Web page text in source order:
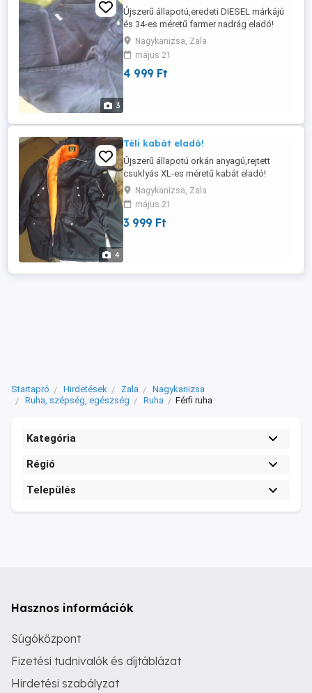
3
Újszerű állapotú,eredeti DIESEL márkájú
és 34-es méretű farmer nadrág eladó!
Aminek a bolti ára 20 000ft,de én 4999ft-
ért adom! Postázom is!
Nagykanizsa, Zala
május 21
4 999 Ft
4
Téli kabát eladó!
Újszerű állapotú orkán anyagú,rejtett
csuklyás XL-es méretű kabát eladó!
Aminek a bolti ára 15 000ft,de én 3999ft-
ért adom! Postázom is!
Nagykanizsa, Zala
május 21
3 999 Ft
Startapró Hirdetések Zala
Nagykanizsa
Ruha, szépség, egészség
Ruha Férfi ruha
Kategória
Régió
Település
Hasznos információk
Súgóközpont
Fizetési tudnivalók és díjtáblázat
Hirdetési szabályzat